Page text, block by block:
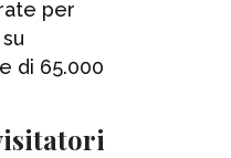
per
di 65.000